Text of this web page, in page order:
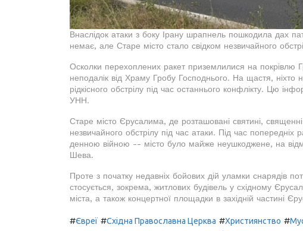
Внаслідок атаки з боку Ірану шрапнель пошкодила дах
немає, але Старе місто стало свідком незвичайного
Осколки перехоплених ракет приземлилися на покрівлю
неподалік від Храму Гробу Господнього. На щастя, ніхто
рідкісного обстрілу під час останнього конфлікту. Цю
УНН.
Старе місто Єрусалима, де розташовані святині,
незвичайного обстрілу під час атаки. Під час
денною війною -- місто було майже неушкоджене, на
Шева.
Проте з початку недавніх бойових дій уламки снарядів
стосується, зокрема, житлових будівель у східному
міста, а також концертної площадки в західній частині
#Євреї #Східна Православна Церква #Християнство #